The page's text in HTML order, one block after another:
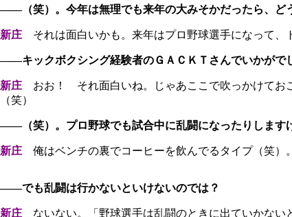
――（笑）。今年は無理でも来年の大みそかだったら、ど
新庄 それは面白いかも。来年はプロ野球選手になって、
――キックボクシング経験者のＧＡＣＫＴさんでいかがで
新庄 おお！ それ面白いね。じゃあここで吹っかけてお
（笑）
――（笑）。プロ野球でも試合中に乱闘になったりします
新庄 俺はベンチの裏でコーヒーを飲んでるタイプ（笑）
――でも乱闘は行かないといけないのでは？
新庄 ないない。「野球選手は乱闘のときに出ていかない